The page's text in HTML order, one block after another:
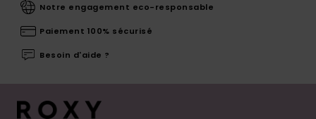
Notre engagement eco-responsable
Paiement 100% sécurisé
Besoin d'aide ?